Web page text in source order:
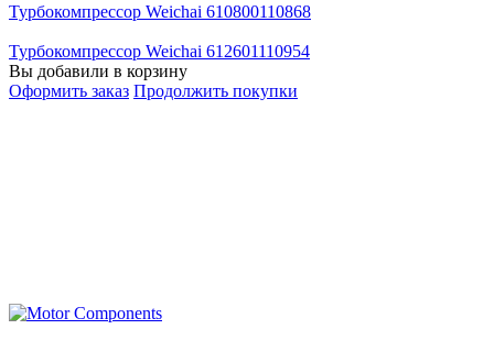
Турбокомпрессор Weichai 610800110868
Турбокомпрессор Weichai 612601110954
Вы добавили в корзину
Оформить заказ Продолжить покупки